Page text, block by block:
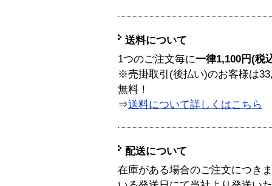
送料について
1つのご注文毎に一律1,100円(税
※売掛取引(後払い)のお客様は
無料！
⇒送料について詳しくはこちら
配送について
在庫がある場合のご注文につき